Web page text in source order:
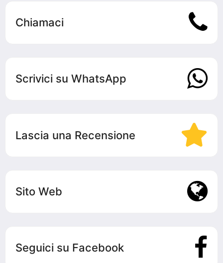
Chiamaci
Scrivici su WhatsApp
Lascia una Recensione
Sito Web
Seguici su Facebook